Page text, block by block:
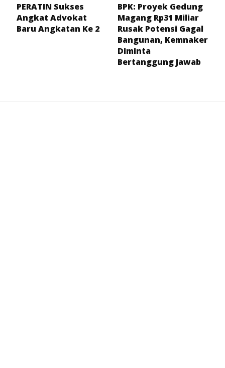
PERATIN Sukses
Angkat Advokat
Baru Angkatan Ke 2
BPK: Proyek Gedung
Magang Rp31 Miliar
Rusak Potensi Gagal
Bangunan, Kemnaker
Diminta
Bertanggung Jawab